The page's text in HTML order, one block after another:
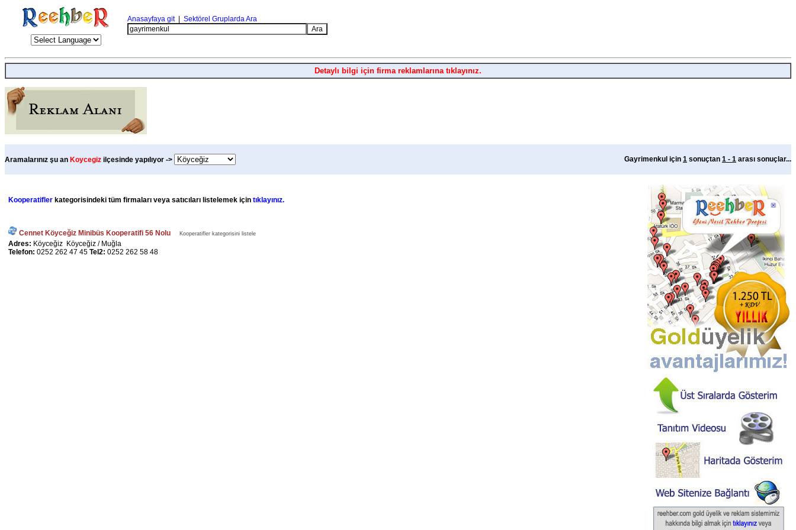
Anasayfaya git| Sektörel Gruplarda Ara
Detaylı bilgi için firma reklamlarına tıklayınız.
Aramalarınız şu an Koycegiz ilçesinde yapılıyor -> Gayrimenkul için 1 sonuçtan 1 - 1 arası sonuçlar...
Kooperatifler kategorisindeki tüm firmaları veya satıcıları listelemek için tıklayınız.
Cennet Köyceğiz Minibüs Kooperatifi 56 Nolu Kooperatifler kategorisini listele
Adres: Köyceğiz Köyceğiz / Muğla
Telefon: 0252 262 47 45 Tel2: 0252 262 58 48